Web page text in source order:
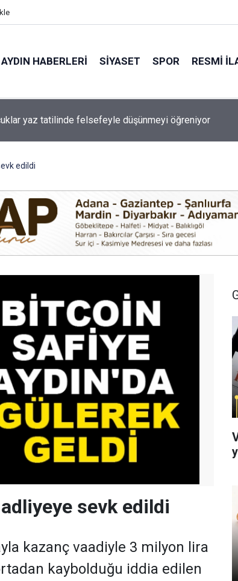
AYDIN HABERLERI SIYASET SPOR RESMI
elektrik kesintisi yaşanacak!
edildi
sevk edildi
kazanç vaadiyle 3 milyon lira
kaybolduğu iddia edilen